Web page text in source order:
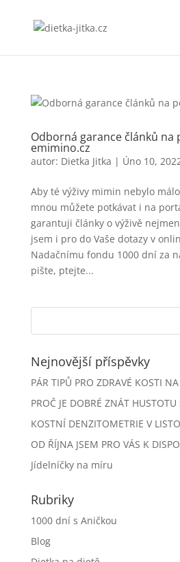
Odborná garance článků na
emimino.cz
autor: Dietka Jitka | Úno 10,
Aby té výživy mimin nebylo
mnou můžete potkávat i na
garantuji články o výživě
jsem i pro do Vaše dotazy v
Nadačnímu fondu 1000 dní za
pište, ptejte...
Nejnovější příspěvky
PÁR TIPŮ PRO ZDRAVÉ KOSTI
PROČ JE DOBRÉ ZNÁT HUSTOTU
KOSTNÍ DENZITOMETRIE V
OD ŘÍJNA JSEM PRO VÁS K
Jídelníčky na míru
Rubriky
1000 dní s Aničkou
Blog